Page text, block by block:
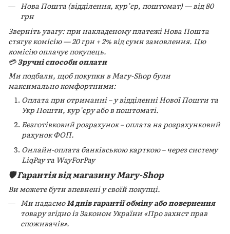
Нова Пошта (відділення, кур’єр, поштомат) — від 80
грн
Зверніть увагу: при накладеному платежі Нова Пошта
стягує комісію — 20 грн + 2% від суми замовлення. Цю
комісію оплачує покупець.
💳Зручні способи оплати
Ми подбали, щоб покупки в Mary-Shop були
максимально комфортними:
Оплата при отриманні – у відділенні Нової Пошти та
Укр Пошти, кур’єру або в поштоматі.
Безготівковий розрахунок – оплата на розрахунковий
рахунок ФОП.
Онлайн-оплата банківською карткою – через систему
LiqPay та WayForPay
🛡️ Гарантія від магазину Mary-Shop
Ви можете бути впевнені у своїй покупці.
Ми надаємо14 днів гарантії обміну або повернення
товару згідно із Законом України «Про захист прав
споживачів».